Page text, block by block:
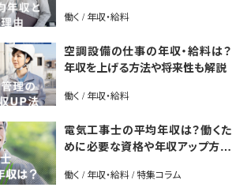
働く / 年収・給料
空調設備の仕事の年収・給料は？
年収を上げる方法や将来性も解説
働く / 年収・給料
電気工事士の平均年収は？働くた
めに必要な資格や年収アップ方法
働く / 年収・給料 / 特集コラム